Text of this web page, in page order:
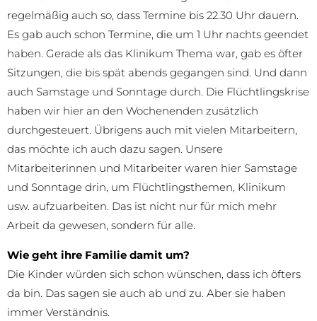
regelmäßig auch so, dass Termine bis 22.30 Uhr dauern.
Es gab auch schon Termine, die um 1 Uhr nachts geendet
haben. Gerade als das Klinikum Thema war, gab es öfter
Sitzungen, die bis spät abends gegangen sind. Und dann
auch Samstage und Sonntage durch. Die Flüchtlingskrise
haben wir hier an den Wochenenden zusätzlich
durchgesteuert. Übrigens auch mit vielen Mitarbeitern,
das möchte ich auch dazu sagen. Unsere
Mitarbeiterinnen und Mitarbeiter waren hier Samstage
und Sonntage drin, um Flüchtlingsthemen, Klinikum
usw. aufzuarbeiten. Das ist nicht nur für mich mehr
Arbeit da gewesen, sondern für alle.
Wie geht ihre Familie damit um?
Die Kinder würden sich schon wünschen, dass ich öfters
da bin. Das sagen sie auch ab und zu. Aber sie haben
immer Verständnis.